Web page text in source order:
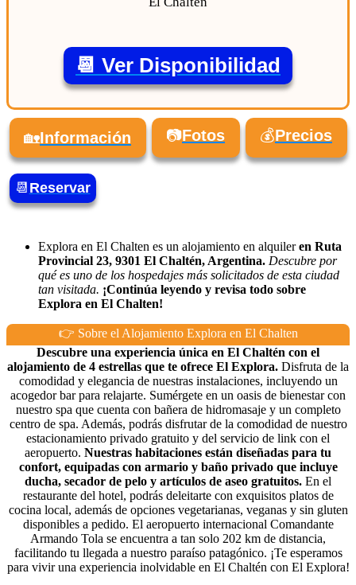
📆 Ver Disponibilidad
🏡Información 📷Fotos 💰Precios
📆 Reservar
Explora en El Chalten es un alojamiento en alquileren Ruta
Provincial 23, 9301 El Chaltén, Argentina. Descubre por
qué es uno de los hospedajes más solicitados de esta ciudad
tan visitada. ¡Continúa leyendo y revisa todo sobre
Explora en El Chalten!
👉 Sobre el Alojamiento Explora en El Chalten
Descubre una experiencia única en El Chaltén con el
alojamiento de 4 estrellas que te ofrece El Explora. Disfruta de la
comodidad y elegancia de nuestras instalaciones, incluyendo un
acogedor bar para relajarte. Sumérgete en un oasis de bienestar con
nuestro spa que cuenta con bañera de hidromasaje y un completo
centro de spa. Además, podrás disfrutar de la comodidad de nuestro
estacionamiento privado gratuito y del servicio de link con el
aeropuerto. Nuestras habitaciones están diseñadas para tu
confort, equipadas con armario y baño privado que incluye
ducha, secador de pelo y artículos de aseo gratuitos. En el
restaurante del hotel, podrás deleitarte con exquisitos platos de
cocina local, además de opciones vegetarianas, veganas y sin gluten
disponibles a pedido. El aeropuerto internacional Comandante
Armando Tola se encuentra a tan solo 202 km de distancia,
facilitando tu llegada a nuestro paraíso patagónico. ¡Te esperamos
para vivir una experiencia inolvidable en El Chaltén con El Explora!